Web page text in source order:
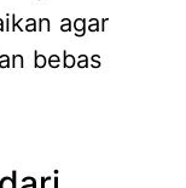
agar
bebas